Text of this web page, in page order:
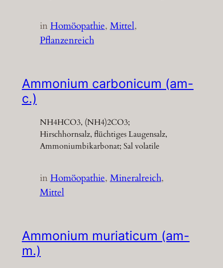
inHomöopathie, Mittel
Pflanzenreich
Ammonium carbonicum (am-
c.)
NH4HCO3, (NH4)2CO3;
Hirschhornsalz, flüchtiges Laugensalz,
Ammoniumbikarbonat; Sal volatile
inHomöopathie, Mineralreich
Mittel
Ammonium muriaticum (am-
m.)